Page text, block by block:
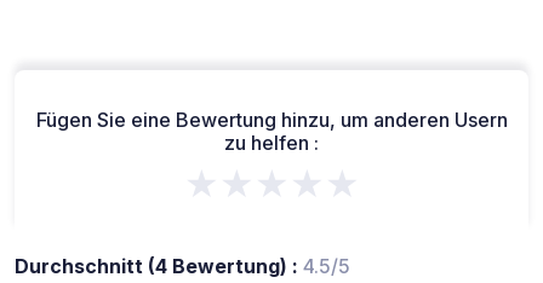
Fügen Sie eine Bewertung hinzu, um anderen Usern
zu helfen :
★★★★★
Durchschnitt (4 Bewertung) : 4.5/5